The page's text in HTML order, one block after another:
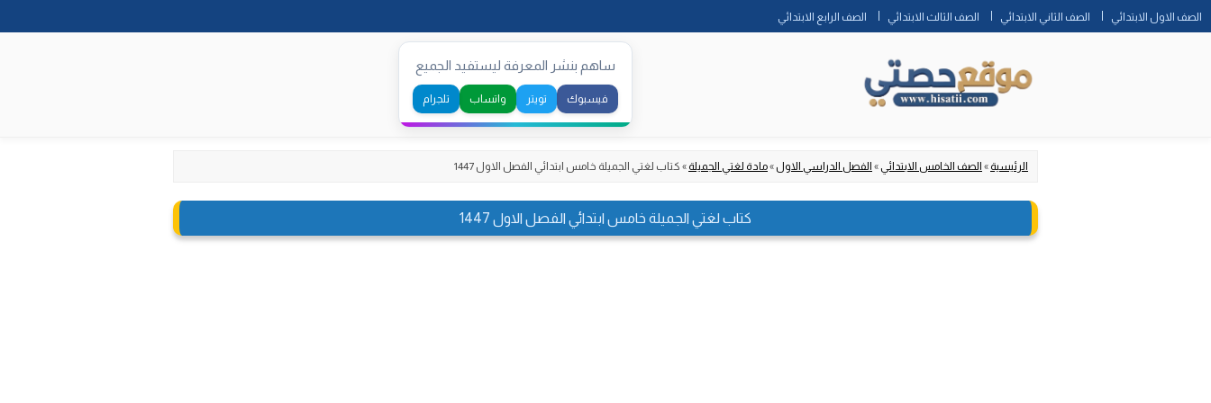
to
content
الصف الاول الابتدائي الصف الثاني الابتدائي الصف الثالث الابتدائي الصف الرابع الابتدائي
ساهم بنشر المعرفة ليستفيد الجميع
فيسبوك تويتر واتساب تلجرام
الرئيسية » الصف الخامس الابتدائي » الفصل الدراسي الاول»مادة لغتي الجميلة » كتاب لغتي الجميلة خامس ابتدائي الفصل الاول 1447
كتاب لغتي الجميلة خامس ابتدائي الفصل الاول 1447